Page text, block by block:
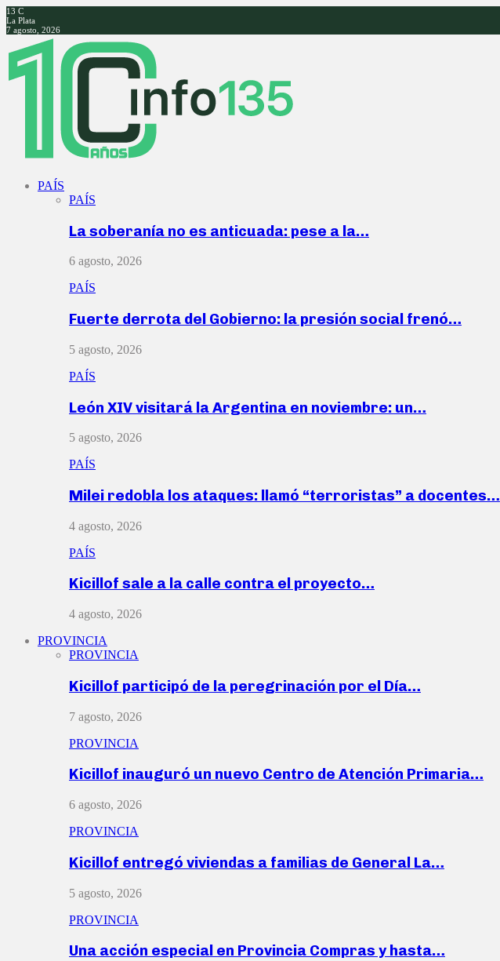
13 C
La Plata
7 agosto, 2026
Facebook
Twitter
Instagram
Youtube
PAÍS
PAÍS
La soberanía no es anticuada: pese a la…
6 agosto, 2026
PAÍS
Fuerte derrota del Gobierno: la presión social frenó…
5 agosto, 2026
PAÍS
León XIV visitará la Argentina en noviembre: un…
5 agosto, 2026
PAÍS
Milei redobla los ataques: llamó “terroristas” a docentes…
4 agosto, 2026
PAÍS
Kicillof sale a la calle contra el proyecto…
4 agosto, 2026
PROVINCIA
PROVINCIA
Kicillof participó de la peregrinación por el Día…
7 agosto, 2026
PROVINCIA
Kicillof inauguró un nuevo Centro de Atención Primaria…
6 agosto, 2026
PROVINCIA
Kicillof entregó viviendas a familias de General La…
5 agosto, 2026
PROVINCIA
Una acción especial en Provincia Compras y hasta…